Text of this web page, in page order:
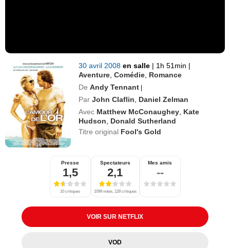
30 avril 2008en salle | 1h 51min |
Aventure ,Comédie Romance
De Andy Tennant |
Par John Claflin
Daniel Zelman
Avec Matthew McConaughey Kate
Hudson
Donald Sutherland
Titre original Fool's Gold
Presse
1,5
10 critiques
Spectateurs
2,1
1099 notes, 128 critiques
Mes amis
--
VOIR SUR NETFLIX
VOD